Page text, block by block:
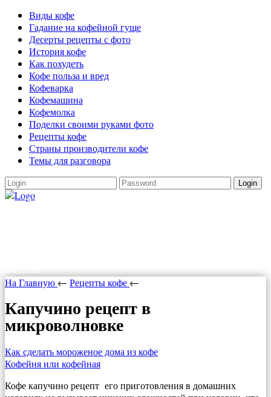
Виды кофе
Гадание на кофейной гуще
Десерты рецепты с фото
История кофе
Как похудеть
Кофе польза и вред
Кофеварка
Кофемашина
Кофемолка
Поделки своими руками фото
Рецепты кофе
Страны производители кофе
Темы для разговора
Login
На Главную ← Рецепты кофе ←
Капучино рецепт в
микроволновке
Как сделать мороженое дома из кофе
Кофейня или кофейная
Кофе капучино рецепт его приготовления в домашних